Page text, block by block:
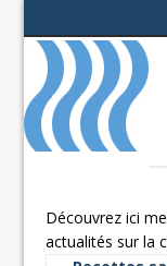
Découvrez ici
actualités sur la